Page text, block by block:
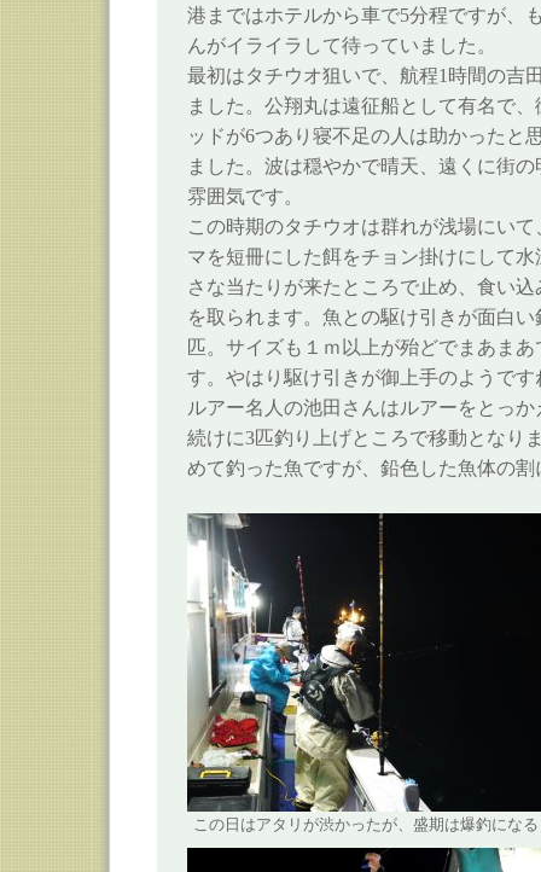
港まではホテルから車で5分程ですが、
んがイライラして待っていました。
最初はタチウオ狙いで、航程1時間の吉
ました。公翔丸は遠征船として有名で
ッドが6つあり寝不足の人は助かったと
ました。波は穏やかで晴天、遠くに街
雰囲気です。
この時期のタチウオは群れが浅場にい
マを短冊にした餌をチョン掛けにして
さな当たりが来たところで止め、食い
を取られます。魚との駆け引きが面白
匹。サイズも１ｍ以上が殆どでまあま
す。やはり駆け引きが御上手のようです
ルアー名人の池田さんはルアーをとっ
続けに3匹釣り上げところで移動となり
めて釣った魚ですが、鉛色した魚体の
この日はアタリが渋かったが、盛期は爆釣にな